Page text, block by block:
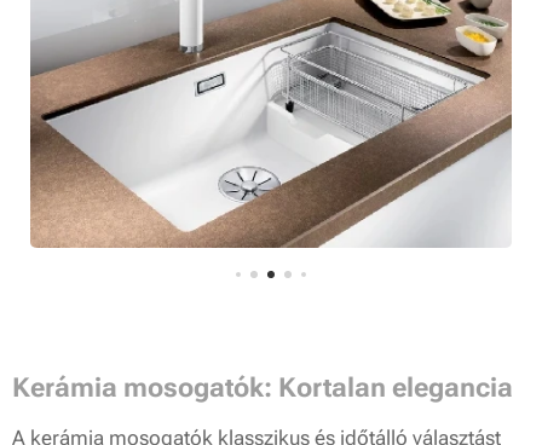
Kerámia mosogatók: Kortalan elegancia
A kerámia mosogatók klasszikus és időtálló választást